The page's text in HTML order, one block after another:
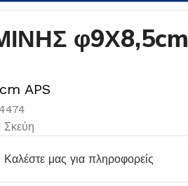
φ9Χ8,5cm
APS
Σκεύη
Καλέστε μας για πληροφορείς